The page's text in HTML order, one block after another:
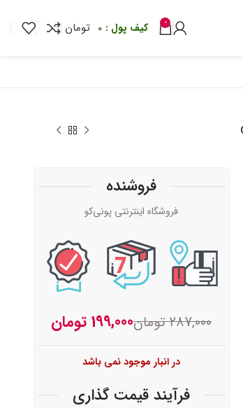
0
0 تومان
تومان
تومان
فروشنده
فروشگاه اینترنتی پونی‌کو
287,000 تومان199,000 تومان
در انبار موجود نمی باشد
فرآیند قیمت گذاری